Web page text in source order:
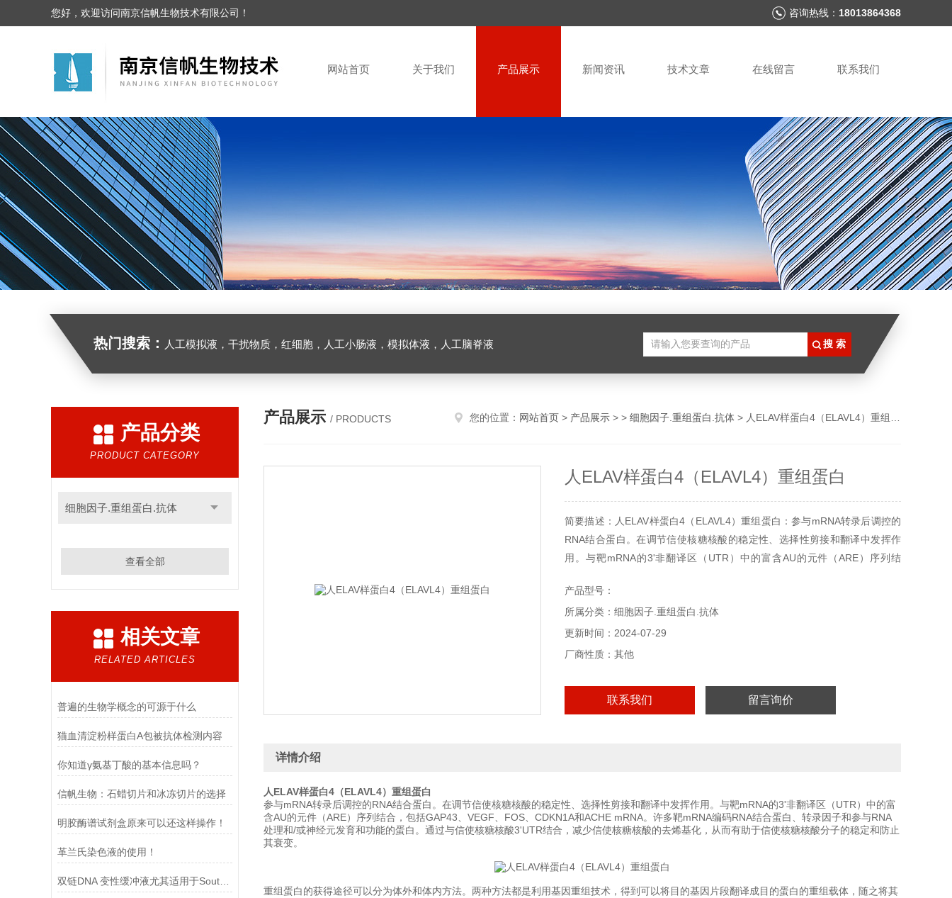
您好，欢迎访问南京信帆生物技术有限公司！ 咨询热线： 18013864368
网站首页 关于我们 产品展示 新闻资讯 技术文章 在线留言 联系我们
热门搜索： 人工模拟液，干扰物质，红细胞，人工小肠液，模拟体液，人工脑脊液
产品分类
PRODUCT CATEGORY
细胞因子.重组蛋白.抗体
查看全部
相关文章
RELATED ARTICLES
普遍的生物学概念的可源于什么
猫血清淀粉样蛋白A包被抗体检测内容
你知道γ氨基丁酸的基本信息吗？
信帆生物：石蜡切片和冰冻切片的选择​
明胶酶谱试剂盒原来可以还这样操作！
革兰氏染色液的使用！
双链DNA 变性缓冲液尤其适用于Southern blot 实验
产品展示 / PRODUCTS 您的位置： 网站首页 > 产品展示 > > 细胞因子.重组蛋白.抗体 > 人ELAV样蛋白4（ELAVL4）重组蛋白
人ELAV样蛋白4（ELAVL4）重组蛋白
简要描述：人ELAV样蛋白4（ELAVL4）重组蛋白：参与mRNA转录后调控的
RNA结合蛋白。在调节信使核糖核酸的稳定性、选择性剪接和翻译中发挥作
用。与靶mRNA的3'非翻译区（UTR）中的富含AU的元件（ARE）序列结
码RNA结合蛋白、转录因子和参与RNA处理和/或神经元发育和功能的蛋白。
通过与信使核糖核酸3'UTR结
产品型号：
所属分类：细胞因子.重组蛋白.抗体
更新时间：2024-07-29
厂商性质：其他
联系我们 留言询价
详情介绍
人ELAV样蛋白4（ELAVL4）重组蛋白
参与mRNA转录后调控的RNA结合蛋白。在调节信使核糖核酸的稳定性、选择性剪接和翻译中发挥作用。与靶mRNA的3'非翻译区（UTR）中的富
含AU的元件（ARE）序列结合，包括GAP43、VEGF、FOS、CDKN1A和ACHE mRNA。许多靶mRNA编码RNA结合蛋白、转录因子和参与RNA
处理和/或神经元发育和功能的蛋白。通过与信使核糖核酸3'UTR结合，减少信使核糖核酸的去烯基化，从而有助于信使核糖核酸分子的稳定和防止
其衰变。
重组蛋白的获得途径可以分为体外和体内方法。两种方法都是利用基因重组技术，得到可以将目的基因片段翻译成目的蛋白的重组载体，随之将其